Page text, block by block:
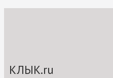
КЛЫК.ru